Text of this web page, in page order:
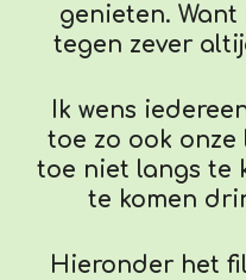
genieten. Want
tegen zever
Ik wens
toe zo ook onze
toe niet langs te
te komen
Hieronder het